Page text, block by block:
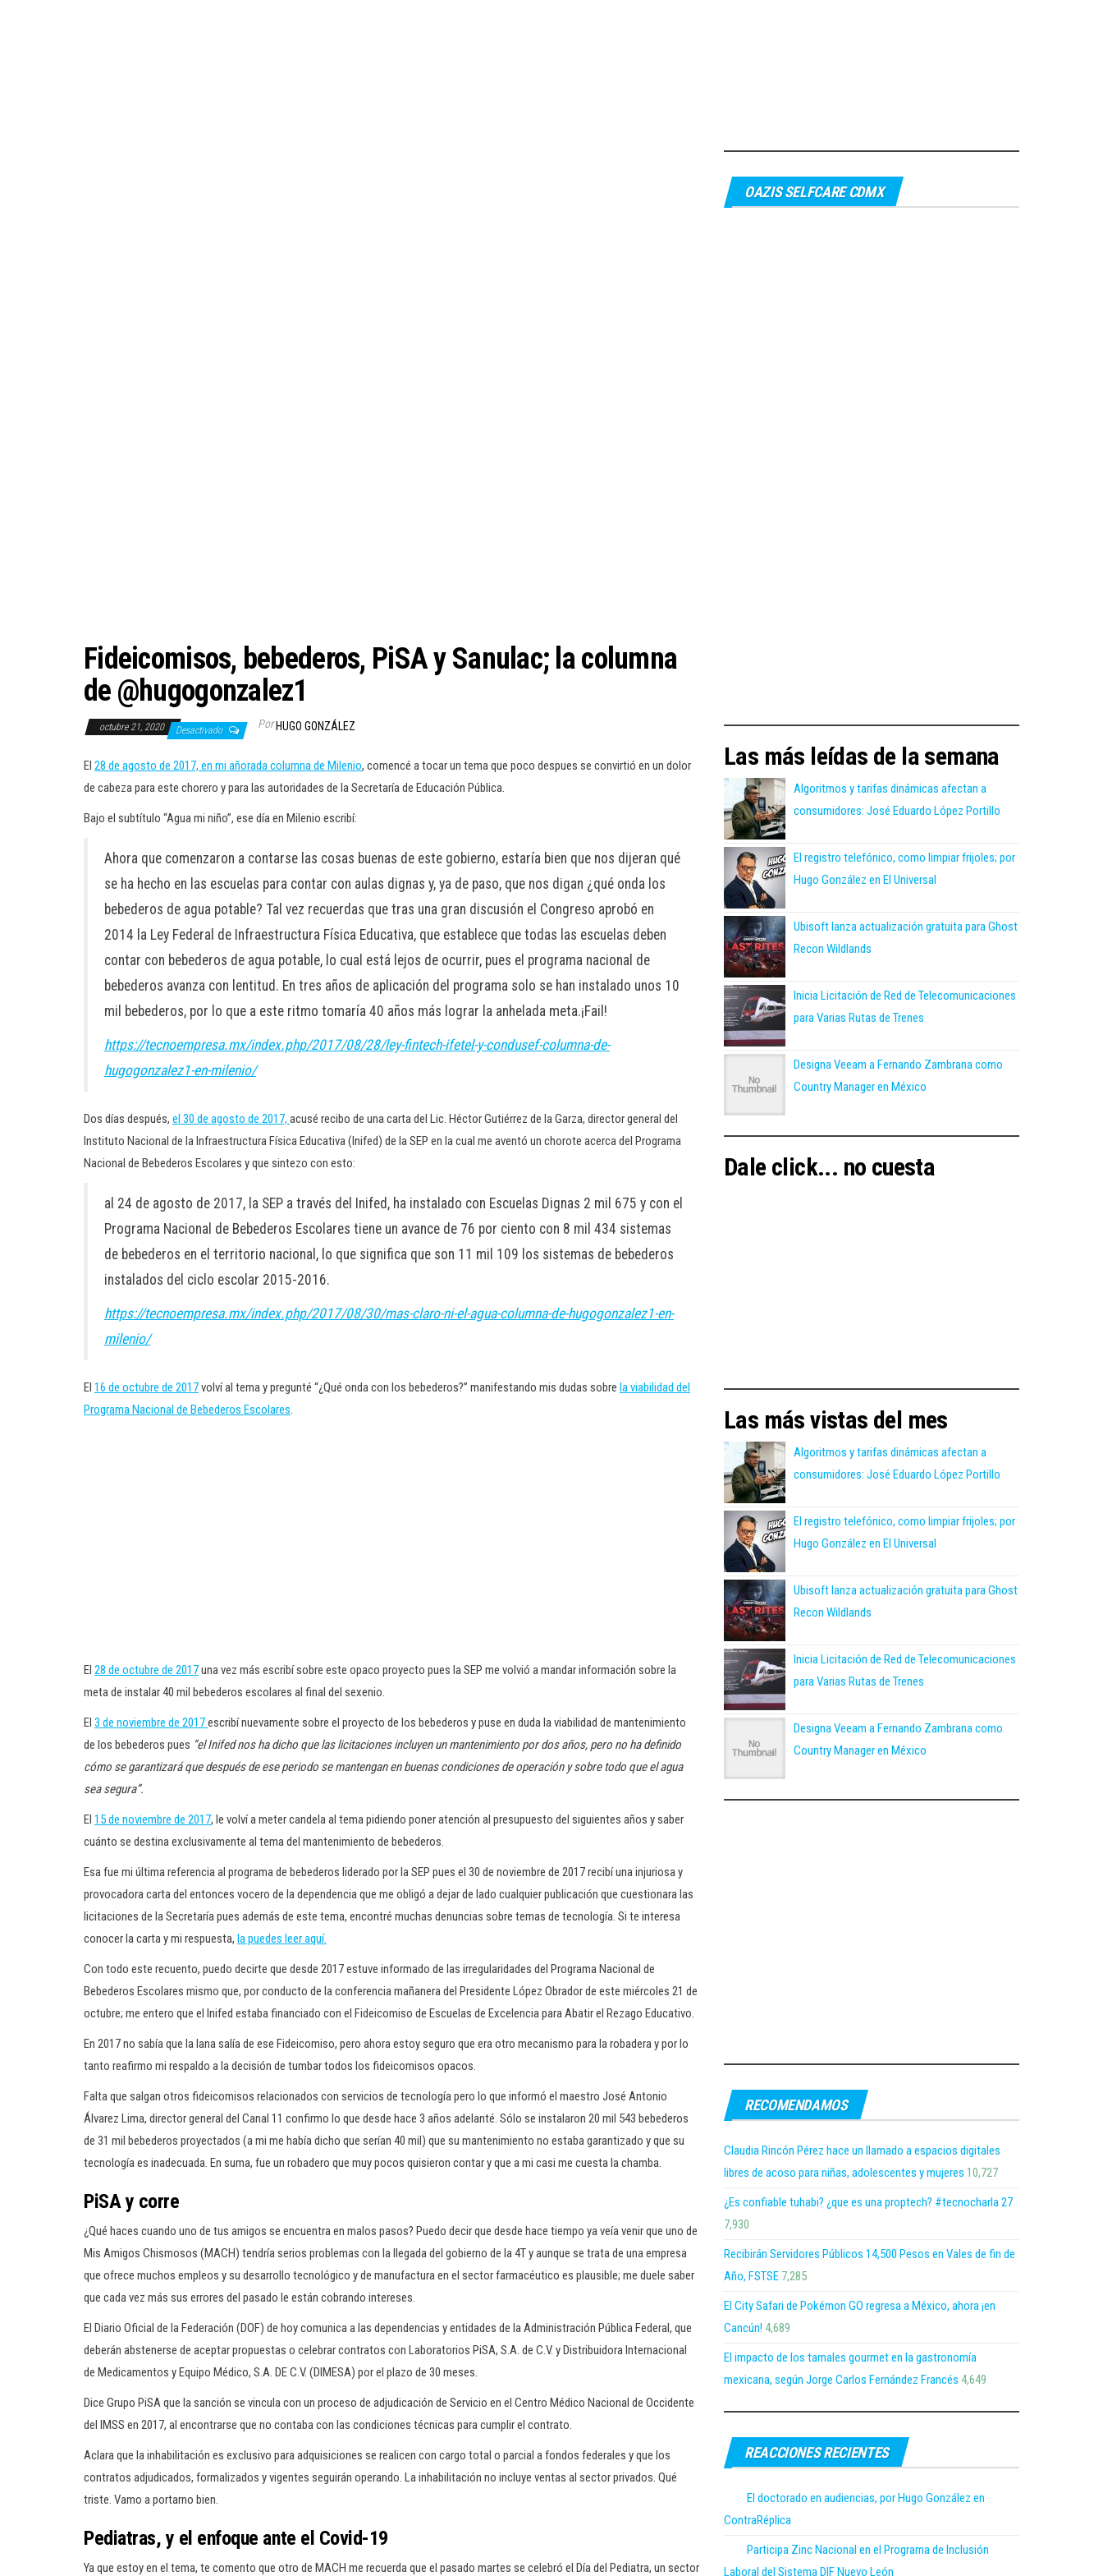
Fideicomisos, bebederos, PiSA y Sanulac; la columna
de @hugogonzalez1
octubre 21, 2020 Desactivado Por HUGO GONZÁLEZ
El 28 de agosto de 2017, en mi añorada columna de Milenio, comencé a tocar un tema que poco despues se convirtió en un dolor
de cabeza para este chorero y para las autoridades de la Secretaría de Educación Pública.
Bajo el subtítulo “Agua mi niño”, ese día en Milenio escribí:
Ahora que comenzaron a contarse las cosas buenas de este gobierno, estaría bien que nos dijeran qué
se ha hecho en las escuelas para contar con aulas dignas y, ya de paso, que nos digan ¿qué onda los
bebederos de agua potable? Tal vez recuerdas que tras una gran discusión el Congreso aprobó en
2014 la Ley Federal de Infraestructura Física Educativa, que establece que todas las escuelas deben
contar con bebederos de agua potable, lo cual está lejos de ocurrir, pues el programa nacional de
bebederos avanza con lentitud. En tres años de aplicación del programa solo se han instalado unos 10
mil bebederos, por lo que a este ritmo tomaría 40 años más lograr la anhelada meta.¡Fail!
https://tecnoempresa.mx/index.php/2017/08/28/ley-fintech-ifetel-y-condusef-columna-de-
hugogonzalez1-en-milenio/
Dos días después, el 30 de agosto de 2017, acusé recibo de una carta del Lic. Héctor Gutiérrez de la Garza, director general del
Instituto Nacional de la Infraestructura Física Educativa (Inifed) de la SEP en la cual me aventó un chorote acerca del Programa
Nacional de Bebederos Escolares y que sintezo con esto:
al 24 de agosto de 2017, la SEP a través del Inifed, ha instalado con Escuelas Dignas 2 mil 675 y con el
Programa Nacional de Bebederos Escolares tiene un avance de 76 por ciento con 8 mil 434 sistemas
de bebederos en el territorio nacional, lo que significa que son 11 mil 109 los sistemas de bebederos
instalados del ciclo escolar 2015-2016.
https://tecnoempresa.mx/index.php/2017/08/30/mas-claro-ni-el-agua-columna-de-hugogonzalez1-en-
milenio/
El 16 de octubre de 2017volví al tema y pregunté “¿Qué onda con los bebederos?” manifestando mis dudas sobre la viabilidad del
Programa Nacional de Bebederos Escolares.
El 28 de octubre de 2017una vez más escribí sobre este opaco proyecto pues la SEP me volvió a mandar información sobre la
meta de instalar 40 mil bebederos escolares al final del sexenio.
El 3 de noviembre de 2017escribí nuevamente sobre el proyecto de los bebederos y puse en duda la viabilidad de mantenimiento
de los bebederos pues “el Inifed nos ha dicho que las licitaciones incluyen un mantenimiento por dos años, pero no ha definido
cómo se garantizará que después de ese periodo se mantengan en buenas condiciones de operación y sobre todo que el agua
sea segura”.
El 15 de noviembre de 2017, le volví a meter candela al tema pidiendo poner atención al presupuesto del siguientes años y saber
cuánto se destina exclusivamente al tema del mantenimiento de bebederos.
Esa fue mi última referencia al programa de bebederos liderado por la SEP pues el 30 de noviembre de 2017 recibí una injuriosa y
provocadora carta del entonces vocero de la dependencia que me obligó a dejar de lado cualquier publicación que cuestionara las
licitaciones de la Secretaría pues además de este tema, encontré muchas denuncias sobre temas de tecnología. Si te interesa
conocer la carta y mi respuesta, la puedes leer aquí.
Con todo este recuento, puedo decirte que desde 2017 estuve informado de las irregularidades del Programa Nacional de
Bebederos Escolares mismo que, por conducto de la conferencia mañanera del Presidente López Obrador de este miércoles 21 de
octubre; me entero que el Inifed estaba financiado con el Fideicomiso de Escuelas de Excelencia para Abatir el Rezago Educativo.
En 2017 no sabía que la lana salía de ese Fideicomiso, pero ahora estoy seguro que era otro mecanismo para la robadera y por lo
tanto reafirmo mi respaldo a la decisión de tumbar todos los fideicomisos opacos.
Falta que salgan otros fideicomisos relacionados con servicios de tecnología pero lo que informó el maestro José Antonio
Álvarez Lima, director general del Canal 11 confirmo lo que desde hace 3 años adelanté. Sólo se instalaron 20 mil 543 bebederos
de 31 mil bebederos proyectados (a mi me había dicho que serían 40 mil) que su mantenimiento no estaba garantizado y que su
tecnología es inadecuada. En suma, fue un robadero que muy pocos quisieron contar y que a mi casi me cuesta la chamba.
PiSA y corre
¿Qué haces cuando uno de tus amigos se encuentra en malos pasos? Puedo decir que desde hace tiempo ya veía venir que uno de
Mis Amigos Chismosos (MACH) tendría serios problemas con la llegada del gobierno de la 4T y aunque se trata de una empresa
que ofrece muchos empleos y su desarrollo tecnológico y de manufactura en el sector farmacéutico es plausible; me duele saber
que cada vez más sus errores del pasado le están cobrando intereses.
El Diario Oficial de la Federación (DOF) de hoy comunica a las dependencias y entidades de la Administración Pública Federal, que
deberán abstenerse de aceptar propuestas o celebrar contratos con Laboratorios PiSA, S.A. de C.V. y Distribuidora Internacional
de Medicamentos y Equipo Médico, S.A. DE C.V. (DIMESA) por el plazo de 30 meses.
Dice Grupo PiSA que la sanción se vincula con un proceso de adjudicación de Servicio en el Centro Médico Nacional de Occidente
del IMSS en 2017, al encontrarse que no contaba con las condiciones técnicas para cumplir el contrato.
Aclara que la inhabilitación es exclusivo para adquisiciones se realicen con cargo total o parcial a fondos federales y que los
contratos adjudicados, formalizados y vigentes seguirán operando. La inhabilitación no incluye ventas al sector privados. Qué
triste. Vamo a portarno bien.
Pediatras, y el enfoque ante el Covid-19
Ya que estoy en el tema, te comento que otro de MACH me recuerda que el pasado martes se celebró el Día del Pediatra, un sector
OAZIS SELFCARE CDMX
Las más leídas de la semana
Algoritmos y tarifas dinámicas afectan a
consumidores: José Eduardo López Portillo
El registro telefónico, como limpiar frijoles; por
Hugo González en El Universal
Ubisoft lanza actualización gratuita para Ghost
Recon Wildlands
Inicia Licitación de Red de Telecomunicaciones
para Varias Rutas de Trenes
Designa Veeam a Fernando Zambrana como
Country Manager en México
Dale click... no cuesta
Las más vistas del mes
Algoritmos y tarifas dinámicas afectan a
consumidores: José Eduardo López Portillo
El registro telefónico, como limpiar frijoles; por
Hugo González en El Universal
Ubisoft lanza actualización gratuita para Ghost
Recon Wildlands
Inicia Licitación de Red de Telecomunicaciones
para Varias Rutas de Trenes
Designa Veeam a Fernando Zambrana como
Country Manager en México
RECOMENDAMOS
Claudia Rincón Pérez hace un llamado a espacios digitales
libres de acoso para niñas, adolescentes y mujeres 10,727
¿Es confiable tuhabi? ¿que es una proptech? #tecnocharla 27
7,930
Recibirán Servidores Públicos 14,500 Pesos en Vales de fin de
Año, FSTSE 7,285
El City Safari de Pokémon GO regresa a México, ahora ¡en
Cancún! 4,689
El impacto de los tamales gourmet en la gastronomía
mexicana, según Jorge Carlos Fernández Francés 4,649
REACCIONES RECIENTES
El doctorado en audiencias, por Hugo González en
ContraRéplica
Participa Zinc Nacional en el Programa de Inclusión
Laboral del Sistema DIF Nuevo León